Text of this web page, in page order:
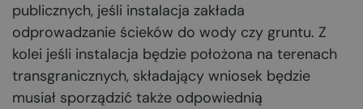
publicznych, jeśli instalacja zakłada
odprowadzanie ścieków do wody czy gruntu. Z
kolei jeśli instalacja będzie położona na terenach
transgranicznych, składający wniosek będzie
musiał sporządzić także odpowiednią